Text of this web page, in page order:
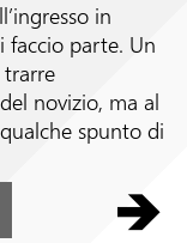
in
faccio parte. Un
novizio, ma al
spunto di
in noviziato